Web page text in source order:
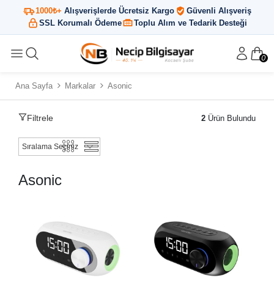
1000₺+ Alışverişlerde Ücretsiz Kargo
Güvenli Alışveriş
SSL Korumalı Ödeme
Toplu Alım ve Tedarik Desteği
0
Ana Sayfa Markalar Asonic
Filtrele 2 Ürün Bulundu
Asonic